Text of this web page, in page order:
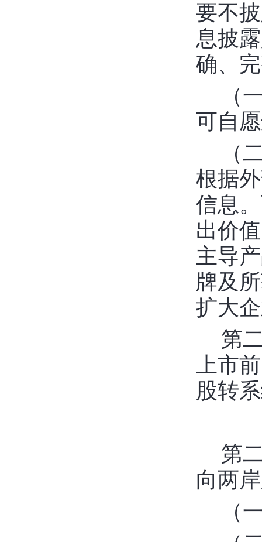
要不
息披
确、
（
可自
（
根据
信息
出价
主导
牌及
扩大
第
上市
股转
第
向两
（